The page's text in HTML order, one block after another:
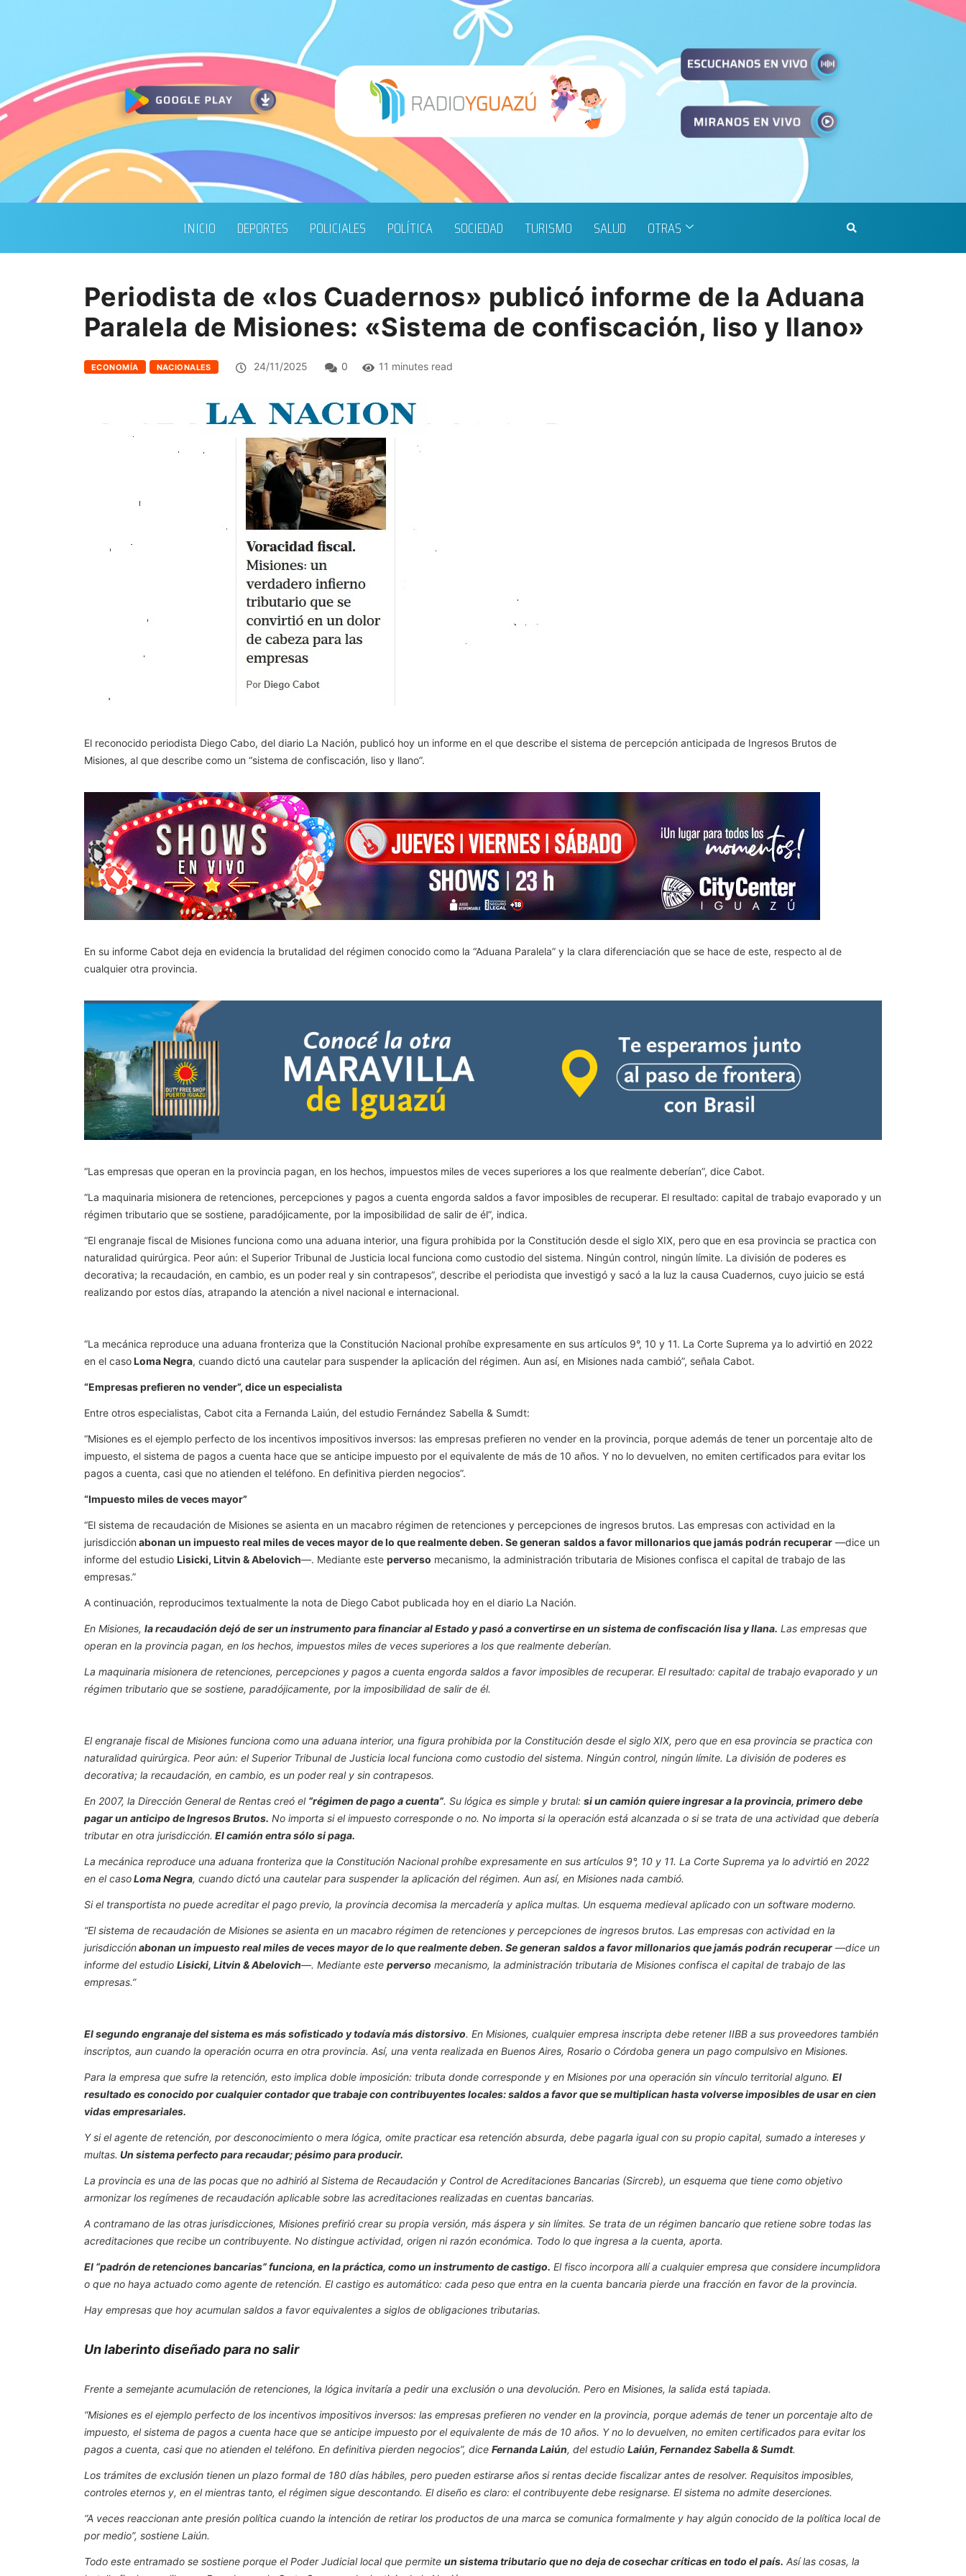
INICIO DEPORTES POLICIALES POLÍTICA SOCIEDAD TURISMO SALUD OTRAS
Periodista de «los Cuadernos» publicó informe de la Aduana
Paralela de Misiones: «Sistema de confiscación, liso y llano»
ECONOMÍA NACIONALES 24/11/2025 0 11 minutes read
El reconocido periodista Diego Cabo, del diario La Nación, publicó hoy un informe en el que describe el sistema de percepción anticipada de Ingresos Brutos de
Misiones, al que describe como un “sistema de confiscación, liso y llano”.
En su informe Cabot deja en evidencia la brutalidad del régimen conocido como la “Aduana Paralela” y la clara diferenciación que se hace de este, respecto al de
cualquier otra provincia.
“Las empresas que operan en la provincia pagan, en los hechos, impuestos miles de veces superiores a los que realmente deberían”, dice Cabot.
“La maquinaria misionera de retenciones, percepciones y pagos a cuenta engorda saldos a favor imposibles de recuperar. El resultado: capital de trabajo evaporado y un
régimen tributario que se sostiene, paradójicamente, por la imposibilidad de salir de él”, indica.
“El engranaje fiscal de Misiones funciona como una aduana interior, una figura prohibida por la Constitución desde el siglo XIX, pero que en esa provincia se practica con
naturalidad quirúrgica. Peor aún: el Superior Tribunal de Justicia local funciona como custodio del sistema. Ningún control, ningún límite. La división de poderes es
decorativa; la recaudación, en cambio, es un poder real y sin contrapesos”, describe el periodista que investigó y sacó a la luz la causa Cuadernos, cuyo juicio se está
realizando por estos días, atrapando la atención a nivel nacional e internacional.
“La mecánica reproduce una aduana fronteriza que la Constitución Nacional prohíbe expresamente en sus artículos 9°, 10 y 11. La Corte Suprema ya lo advirtió en 2022
en el caso Loma Negra, cuando dictó una cautelar para suspender la aplicación del régimen. Aun así, en Misiones nada cambió”, señala Cabot.
“Empresas prefieren no vender”, dice un especialista
Entre otros especialistas, Cabot cita a Fernanda Laiún, del estudio Fernández Sabella & Sumdt:
“Misiones es el ejemplo perfecto de los incentivos impositivos inversos: las empresas prefieren no vender en la provincia, porque además de tener un porcentaje alto de
impuesto, el sistema de pagos a cuenta hace que se anticipe impuesto por el equivalente de más de 10 años. Y no lo devuelven, no emiten certificados para evitar los
pagos a cuenta, casi que no atienden el teléfono. En definitiva pierden negocios”.
“Impuesto miles de veces mayor”
“El sistema de recaudación de Misiones se asienta en un macabro régimen de retenciones y percepciones de ingresos brutos. Las empresas con actividad en la
jurisdicción abonan un impuesto real miles de veces mayor de lo que realmente deben. Se generan saldos a favor millonarios que jamás podrán recuperar —dice un
informe del estudio Lisicki, Litvin & Abelovich—. Mediante este perverso mecanismo, la administración tributaria de Misiones confisca el capital de trabajo de las
empresas.”
A continuación, reproducimos textualmente la nota de Diego Cabot publicada hoy en el diario La Nación.
En Misiones, la recaudación dejó de ser un instrumento para financiar al Estado y pasó a convertirse en un sistema de confiscación lisa y llana. Las empresas que
operan en la provincia pagan, en los hechos, impuestos miles de veces superiores a los que realmente deberían.
La maquinaria misionera de retenciones, percepciones y pagos a cuenta engorda saldos a favor imposibles de recuperar. El resultado: capital de trabajo evaporado y un
régimen tributario que se sostiene, paradójicamente, por la imposibilidad de salir de él.
El engranaje fiscal de Misiones funciona como una aduana interior, una figura prohibida por la Constitución desde el siglo XIX, pero que en esa provincia se practica con
naturalidad quirúrgica. Peor aún: el Superior Tribunal de Justicia local funciona como custodio del sistema. Ningún control, ningún límite. La división de poderes es
decorativa; la recaudación, en cambio, es un poder real y sin contrapesos.
En 2007, la Dirección General de Rentas creó el “régimen de pago a cuenta”. Su lógica es simple y brutal: si un camión quiere ingresar a la provincia, primero debe
pagar un anticipo de Ingresos Brutos. No importa si el impuesto corresponde o no. No importa si la operación está alcanzada o si se trata de una actividad que debería
tributar en otra jurisdicción. El camión entra sólo si paga.
La mecánica reproduce una aduana fronteriza que la Constitución Nacional prohíbe expresamente en sus artículos 9°, 10 y 11. La Corte Suprema ya lo advirtió en 2022
en el casoLoma Negra, cuando dictó una cautelar para suspender la aplicación del régimen. Aun así, en Misiones nada cambió.
Si el transportista no puede acreditar el pago previo, la provincia decomisa la mercadería y aplica multas. Un esquema medieval aplicado con un software moderno.
“El sistema de recaudación de Misiones se asienta en un macabro régimen de retenciones y percepciones de ingresos brutos. Las empresas con actividad en la
jurisdicciónabonan un impuesto real miles de veces mayor de lo que realmente deben. Se generan saldos a favor millonarios que jamás podrán recuperar —dice un
informe del estudio Lisicki, Litvin & Abelovich—. Mediante este perverso mecanismo, la administración tributaria de Misiones confisca el capital de trabajo de las
empresas.”
El segundo engranaje del sistema es más sofisticado y todavía más distorsivo. En Misiones, cualquier empresa inscripta debe retener IIBB a sus proveedores también
inscriptos, aun cuando la operación ocurra en otra provincia. Así, una venta realizada en Buenos Aires, Rosario o Córdoba genera un pago compulsivo en Misiones.
Para la empresa que sufre la retención, esto implica doble imposición: tributa donde corresponde y en Misiones por una operación sin vínculo territorial alguno. El
resultado es conocido por cualquier contador que trabaje con contribuyentes locales: saldos a favor que se multiplican hasta volverse imposibles de usar en cien
vidas empresariales.
Y si el agente de retención, por desconocimiento o mera lógica, omite practicar esa retención absurda, debe pagarla igual con su propio capital, sumado a intereses y
multas. Un sistema perfecto para recaudar; pésimo para producir.
La provincia es una de las pocas que no adhirió al Sistema de Recaudación y Control de Acreditaciones Bancarias (Sircreb), un esquema que tiene como objetivo
armonizar los regímenes de recaudación aplicable sobre las acreditaciones realizadas en cuentas bancarias.
A contramano de las otras jurisdicciones, Misiones prefirió crear su propia versión, más áspera y sin límites. Se trata de un régimen bancario que retiene sobre todas las
acreditaciones que recibe un contribuyente. No distingue actividad, origen ni razón económica. Todo lo que ingresa a la cuenta, aporta.
El “padrón de retenciones bancarias” funciona, en la práctica, como un instrumento de castigo. El fisco incorpora allí a cualquier empresa que considere incumplidora
o que no haya actuado como agente de retención. El castigo es automático: cada peso que entra en la cuenta bancaria pierde una fracción en favor de la provincia.
Hay empresas que hoy acumulan saldos a favor equivalentes a siglos de obligaciones tributarias.
Un laberinto diseñado para no salir
Frente a semejante acumulación de retenciones, la lógica invitaría a pedir una exclusión o una devolución. Pero en Misiones, la salida está tapiada.
“Misiones es el ejemplo perfecto de los incentivos impositivos inversos: las empresas prefieren no vender en la provincia, porque además de tener un porcentaje alto de
impuesto, el sistema de pagos a cuenta hace que se anticipe impuesto por el equivalente de más de 10 años. Y no lo devuelven, no emiten certificados para evitar los
pagos a cuenta, casi que no atienden el teléfono. En definitiva pierden negocios”, dice Fernanda Laiún, del estudio Laiún, Fernandez Sabella & Sumdt.
Los trámites de exclusión tienen un plazo formal de 180 días hábiles, pero pueden estirarse años si rentas decide fiscalizar antes de resolver. Requisitos imposibles,
controles eternos y, en el mientras tanto, el régimen sigue descontando. El diseño es claro: el contribuyente debe resignarse. El sistema no admite deserciones.
“A veces reaccionan ante presión política cuando la intención de retirar los productos de una marca se comunica formalmente y hay algún conocido de la política local de
por medio”, sostiene Laiún.
Todo este entramado se sostiene porque el Poder Judicial local que permite un sistema tributario que no deja de cosechar críticas en todo el país. Así las cosas, la